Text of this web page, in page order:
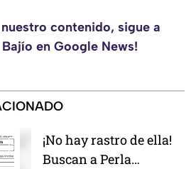
contenido, sigue a
en Google News!
¡No hay rastro de ella!
Buscan a Perla